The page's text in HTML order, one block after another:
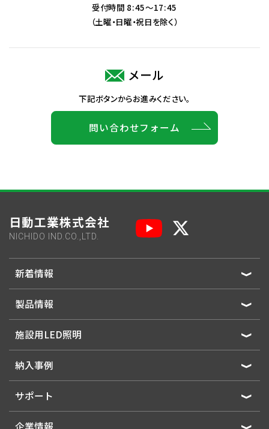
受付時間 8:45～17:45
（土曜・日曜・祝日を除く）
メール
下記ボタンからお進みください。
問い合わせフォーム
日動工業株式会社
NICHIDO IND.CO.,LTD.
新着情報
製品情報
施設用LED照明
納入事例
サポート